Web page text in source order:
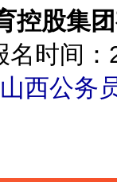
控股集
名时间
山西公务